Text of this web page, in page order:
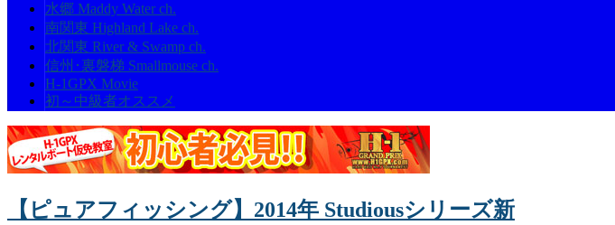
水郷 Maddy Water ch.
南関東 Highland Lake ch.
北関東 River & Swamp ch.
信州･裏磐梯 Smallmouse ch.
H-1GPX Movie
初～中級者オススメ
【ピュアフィッシング】2014年 Studiousシリーズ新